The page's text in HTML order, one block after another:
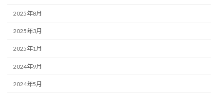
2025年8月
2025年3月
2025年1月
2024年9月
2024年5月